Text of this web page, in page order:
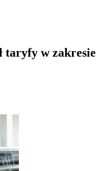
taryfy w zakresie